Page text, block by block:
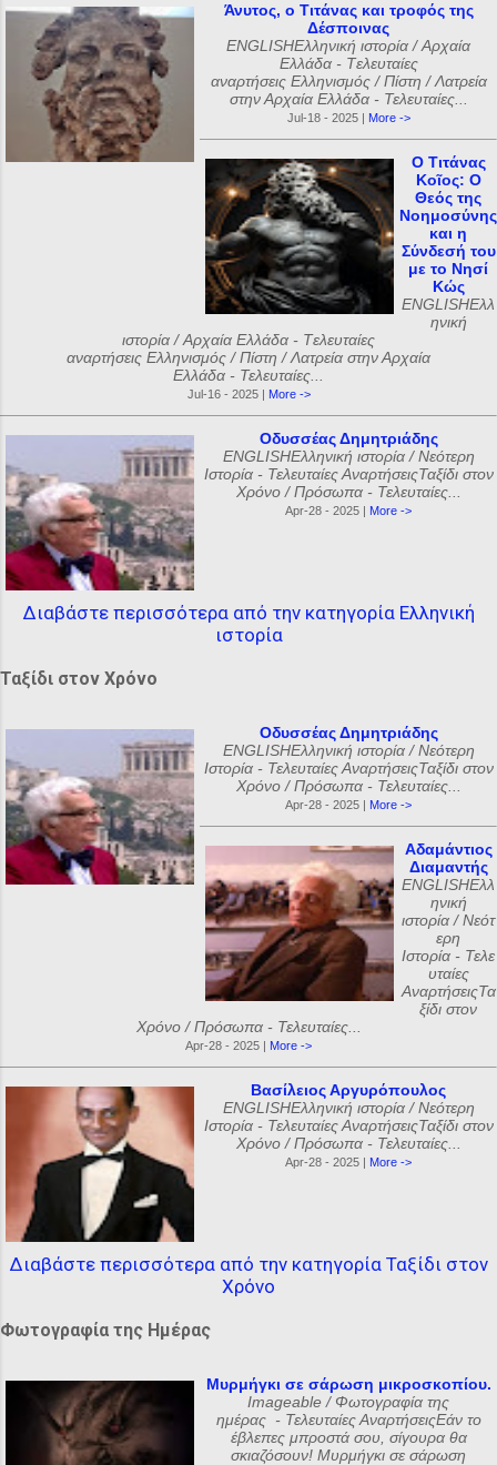
Άνυτος, ο Τιτάνας και τροφός της
Δέσποινας
ENGLISHΕλληνική ιστορία / Αρχαία
Ελλάδα - Tελευταίες
αναρτήσεις Ελληνισμός / Πίστη / Λατρεία
στην Αρχαία Ελλάδα - Τελευταίες...
Jul-18 - 2025 | More ->
Ο Τιτάνας
Κοῖος: Ο
Θεός της
Νοημοσύνης
και η
Σύνδεσή του
με το Νησί
Κώς
ENGLISHΕλλ
ηνική
ιστορία / Αρχαία Ελλάδα - Tελευταίες
αναρτήσεις Ελληνισμός / Πίστη / Λατρεία στην Αρχαία
Ελλάδα - Τελευταίες...
Jul-16 - 2025 | More ->
Οδυσσέας Δημητριάδης
ENGLISHΕλληνική ιστορία / Νεότερη
Ιστορία - Τελευταίες ΑναρτήσειςΤαξίδι στον
Χρόνο / Πρόσωπα - Τελευταίες...
Apr-28 - 2025 | More ->
Διαβάστε περισσότερα από την κατηγορία Ελληνική
ιστορία
Ταξίδι στον Χρόνο
Οδυσσέας Δημητριάδης
ENGLISHΕλληνική ιστορία / Νεότερη
Ιστορία - Τελευταίες ΑναρτήσειςΤαξίδι στον
Χρόνο / Πρόσωπα - Τελευταίες...
Apr-28 - 2025 | More ->
Αδαμάντιος
Διαμαντής
ENGLISHΕλλ
ηνική
ιστορία / Νεότ
ερη
Ιστορία - Τελε
υταίες
ΑναρτήσειςΤα
ξίδι στον
Χρόνο / Πρόσωπα - Τελευταίες...
Apr-28 - 2025 | More ->
Βασίλειος Αργυρόπουλος
ENGLISHΕλληνική ιστορία / Νεότερη
Ιστορία - Τελευταίες ΑναρτήσειςΤαξίδι στον
Χρόνο / Πρόσωπα - Τελευταίες...
Apr-28 - 2025 | More ->
Διαβάστε περισσότερα από την κατηγορία Ταξίδι στον
Χρόνο
Φωτογραφία της Ημέρας
Μυρμήγκι σε σάρωση μικροσκοπίου.
Imageable / Φωτογραφία της
ημέρας - Τελευταίες ΑναρτήσειςΕάν το
έβλεπες μπροστά σου, σίγουρα θα
σκιαζόσουν! Μυρμήγκι σε σάρωση